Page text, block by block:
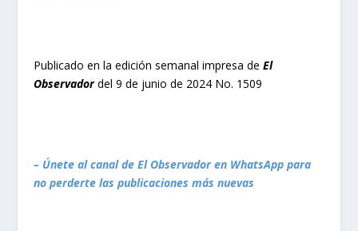
Publicado en la edición semanal impresa deEl
Observadordel 9 de junio de 2024 No. 1509
– Únete al canal de El Observador en WhatsApp para
no perderte las publicaciones más nuevas